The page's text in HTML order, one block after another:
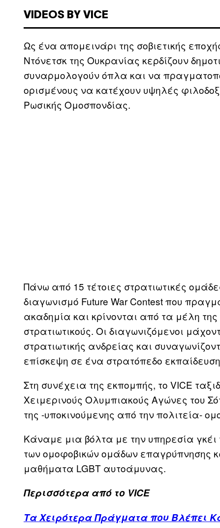
VIDEOS BY VICE
Ως ένα απομεινάρι της σοβιετικής
Ντόνετσκ της Ουκρανίας κερδίζουν
συναρμολογούν όπλα και να
ορισμένους να κατέχουν υψηλές
Ρωσικής Ομοσπονδίας.
Πάνω από 15 τέτοιες στρατιωτικές
διαγωνισμό Future War Contest που
ακαδημία και κρίνονται από τα μέλη
στρατιωτικούς. Οι διαγωνιζόμενοι
στρατιωτικής ανδρείας και
επίσκεψη σε ένα στρατόπεδο
Στη συνέχεια της εκπομπής, το VICE
Χειμερινούς Ολυμπιακούς Αγώνες του
της -υποκινούμενης από την πολιτεία-
Κάναμε μια βόλτα με την υπηρεσία
των ομοφοβικών ομάδων επαγρύπνησης
μαθήματα LGBT αυτοάμυνας.
Περισσότερα από το VICE
Τα Χειρότερα Πράγματα που Βλέπει